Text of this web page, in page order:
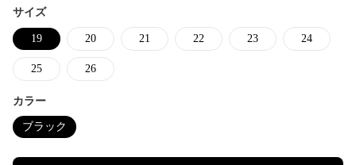
サイズ
19 20 21 22 23 24
25 26
カラー
ブラック